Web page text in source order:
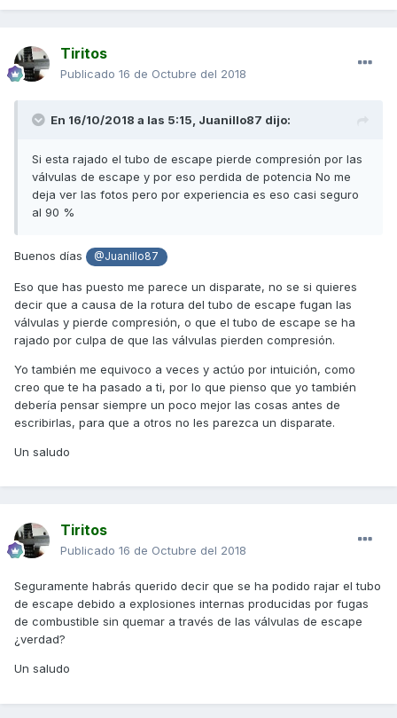
Tiritos
Publicado 16 de Octubre del 2018
En 16/10/2018 a las 5:15, Juanillo87 dijo:
Si esta rajado el tubo de escape pierde compresión por las
válvulas de escape y por eso perdida de potencia No me
deja ver las fotos pero por experiencia es eso casi seguro
al 90 %
Buenos días @Juanillo87
Eso que has puesto me parece un disparate, no se si quieres
decir que a causa de la rotura del tubo de escape fugan las
válvulas y pierde compresión, o que el tubo de escape se ha
rajado por culpa de que las válvulas pierden compresión.
Yo también me equivoco a veces y actúo por intuición, como
creo que te ha pasado a ti, por lo que pienso que yo también
debería pensar siempre un poco mejor las cosas antes de
escribirlas, para que a otros no les parezca un disparate.
Un saludo
Tiritos
Publicado 16 de Octubre del 2018
Seguramente habrás querido decir que se ha podido rajar el tubo
de escape debido a explosiones internas producidas por fugas
de combustible sin quemar a través de las válvulas de escape
¿verdad?
Un saludo